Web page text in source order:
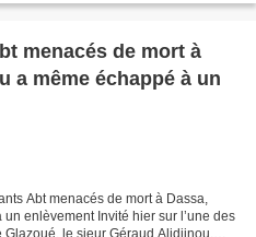
menacés de mort à
a même échappé à un
Abt menacés de mort à Dassa,
enlèvement Invité hier sur l’une des
le sieur Géraud Alidjinou,